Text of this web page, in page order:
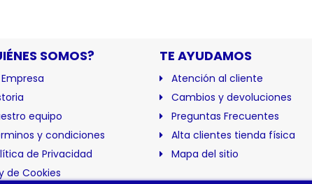
SOMOS?
equipo
y condiciones
de Privacidad
de Cookies
TE AYUDAMOS
Atención al cliente
Cambios y devoluciones
Preguntas Frecuentes
Alta clientes tienda física
Mapa del sitio